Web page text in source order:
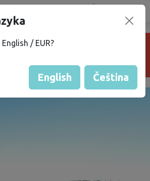
je neaktivní nebo už
/ EUR?
English Čeština